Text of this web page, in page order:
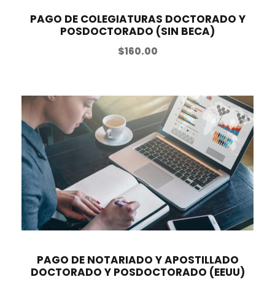
PAGO DE COLEGIATURAS DOCTORADO Y
POSDOCTORADO (SIN BECA)
$160.00
PAGO DE NOTARIADO Y APOSTILLADO
DOCTORADO Y POSDOCTORADO (EEUU)